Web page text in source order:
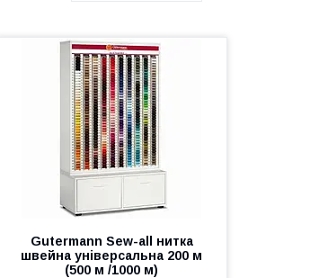
Gutermann Sew-all нитка
швейна універсальна 200 м
(500 м /1000 м)